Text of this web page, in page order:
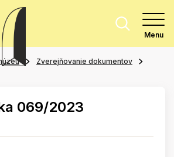
Menu
Zverejňovanie dokumentov
069/2023